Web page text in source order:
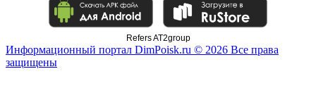
Refers AT2group
Информационный портал DimPoisk.ru © 2026 Все права
защищены